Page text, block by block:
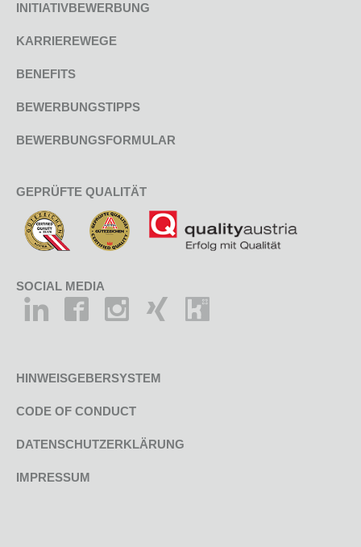
INITIATIVBEWERBUNG
KARRIEREWEGE
BENEFITS
BEWERBUNGSTIPPS
BEWERBUNGSFORMULAR
GEPRÜFTE QUALITÄT
SOCIAL MEDIA
HINWEISGEBERSYSTEM
CODE OF CONDUCT
DATENSCHUTZERKLÄRUNG
IMPRESSUM